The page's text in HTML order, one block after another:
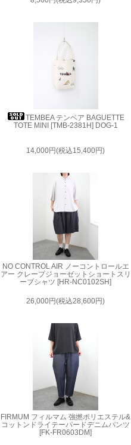
TEMBEA テンベア BAGUETTE
TOTE MINI [TMB-2381H] DOG-1
14,000円(税込15,400円)
NO CONTROL AIR ノーコントロールエ
アー クレープジョーゼットショートスリ
ーブシャツ [HR-NC0102SH]
26,000円(税込28,600円)
FIRMUM フィルマム 強撚ポリエステル&
コットンドライテーパードデニムパンツ
[FK-FR0603DM]